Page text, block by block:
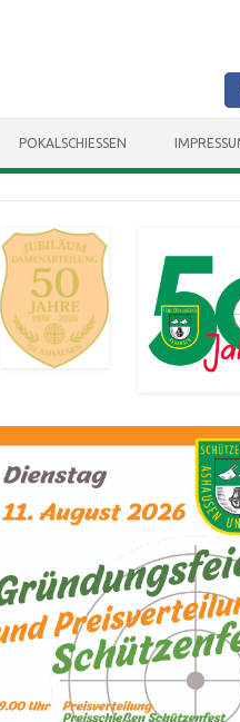
POKALSCHIESSEN